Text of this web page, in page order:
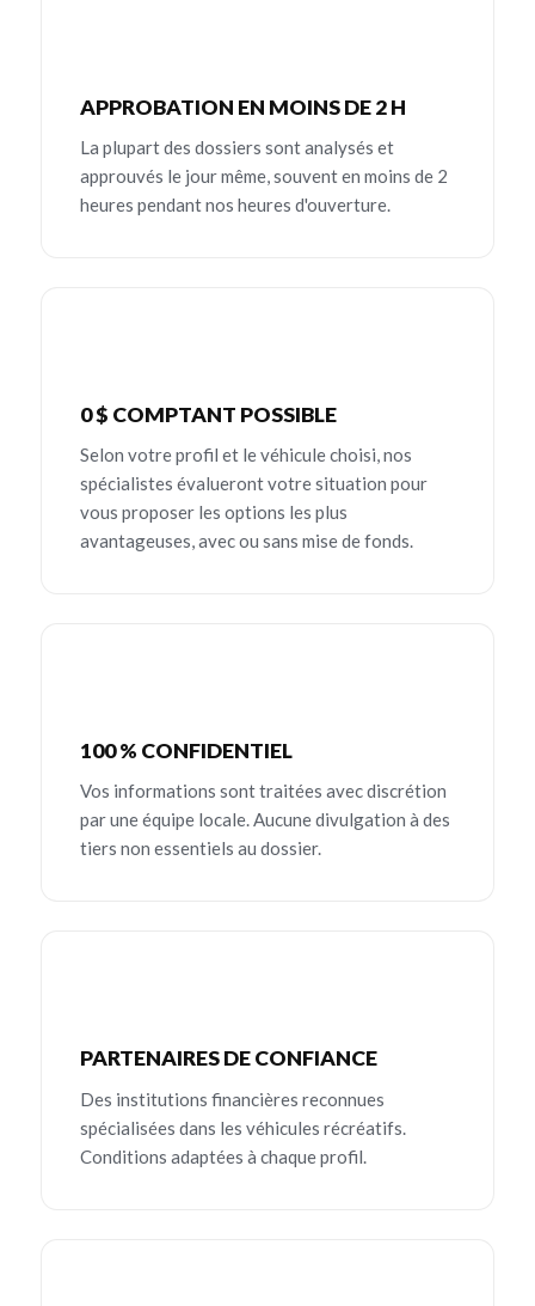
APPROBATION EN MOINS DE 2 H
La plupart des dossiers sont analysés et
approuvés le jour même, souvent en moins de 2
heures pendant nos heures d'ouverture.
0 $ COMPTANT POSSIBLE
Selon votre profil et le véhicule choisi, nos
spécialistes évalueront votre situation pour
vous proposer les options les plus
avantageuses, avec ou sans mise de fonds.
100 % CONFIDENTIEL
Vos informations sont traitées avec discrétion
par une équipe locale. Aucune divulgation à des
tiers non essentiels au dossier.
PARTENAIRES DE CONFIANCE
Des institutions financières reconnues
spécialisées dans les véhicules récréatifs.
Conditions adaptées à chaque profil.